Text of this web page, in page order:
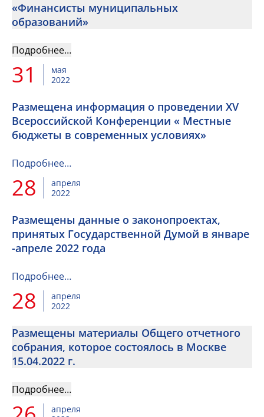
«Финансисты муниципальных
образований»
Подробнее…
31
мая
2022
Размещена информация о проведении XV
Всероссийской Конференции « Местные
бюджеты в современных условиях»
Подробнее…
28
апреля
2022
Размещены данные о законопроектах,
принятых Государственной Думой в январе
-апреле 2022 года
Подробнее…
28
апреля
2022
Размещены материалы Общего отчетного
собрания, которое состоялось в Москве
15.04.2022 г.
Подробнее…
апреля